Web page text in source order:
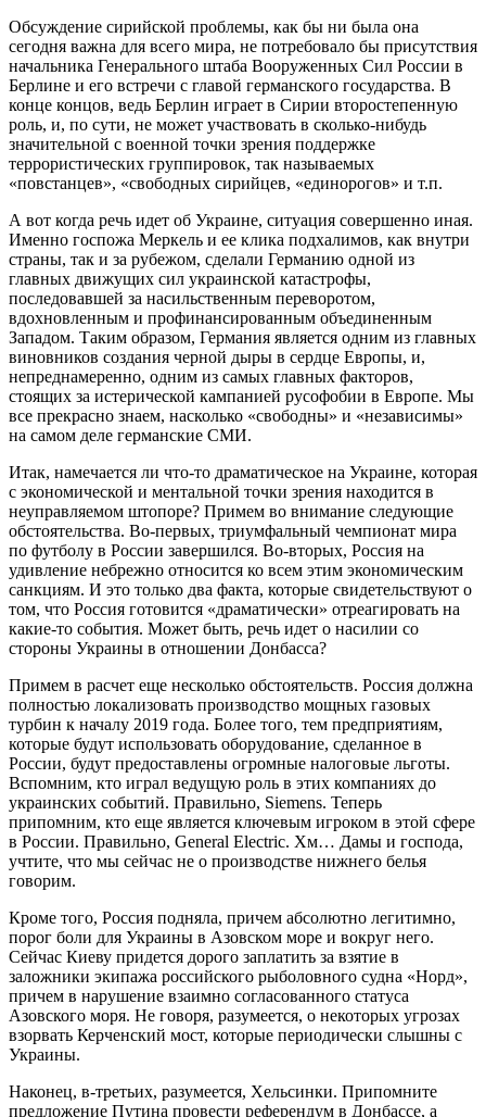
Обсуждение сирийской проблемы, как бы ни была она
сегодня важна для всего мира, не потребовало бы присутствия
начальника Генерального штаба Вооруженных Сил России в
Берлине и его встречи с главой германского государства. В
конце концов, ведь Берлин играет в Сирии второстепенную
роль, и, по сути, не может участвовать в сколько-нибудь
значительной с военной точки зрения поддержке
террористических группировок, так называемых
«повстанцев», «свободных сирийцев, «единорогов» и т.п.
А вот когда речь идет об Украине, ситуация совершенно иная.
Именно госпожа Меркель и ее клика подхалимов, как внутри
страны, так и за рубежом, сделали Германию одной из
главных движущих сил украинской катастрофы,
последовавшей за насильственным переворотом,
вдохновленным и профинансированным объединенным
Западом. Таким образом, Германия является одним из главных
виновников создания черной дыры в сердце Европы, и,
непреднамеренно, одним из самых главных факторов,
стоящих за истерической кампанией русофобии в Европе. Мы
все прекрасно знаем, насколько «свободны» и «независимы»
на самом деле германские СМИ.
Итак, намечается ли что-то драматическое на Украине, которая
с экономической и ментальной точки зрения находится в
неуправляемом штопоре? Примем во внимание следующие
обстоятельства. Во-первых, триумфальный чемпионат мира
по футболу в России завершился. Во-вторых, Россия на
удивление небрежно относится ко всем этим экономическим
санкциям. И это только два факта, которые свидетельствуют о
том, что Россия готовится «драматически» отреагировать на
какие-то события. Может быть, речь идет о насилии со
стороны Украины в отношении Донбасса?
Примем в расчет еще несколько обстоятельств. Россия должна
полностью локализовать производство мощных газовых
турбин к началу 2019 года. Более того, тем предприятиям,
которые будут использовать оборудование, сделанное в
России, будут предоставлены огромные налоговые льготы.
Вспомним, кто играл ведущую роль в этих компаниях до
украинских событий. Правильно, Siemens. Теперь
припомним, кто еще является ключевым игроком в этой сфере
в России. Правильно, General Electric. Хм… Дамы и господа,
учтите, что мы сейчас не о производстве нижнего белья
говорим.
Кроме того, Россия подняла, причем абсолютно легитимно,
порог боли для Украины в Азовском море и вокруг него.
Сейчас Киеву придется дорого заплатить за взятие в
заложники экипажа российского рыболовного судна «Норд»,
причем в нарушение взаимно согласованного статуса
Азовского моря. Не говоря, разумеется, о некоторых угрозах
взорвать Керченский мост, которые периодически слышны с
Украины.
Наконец, в-третьих, разумеется, Хельсинки. Припомните
предложение Путина провести референдум в Донбассе, а